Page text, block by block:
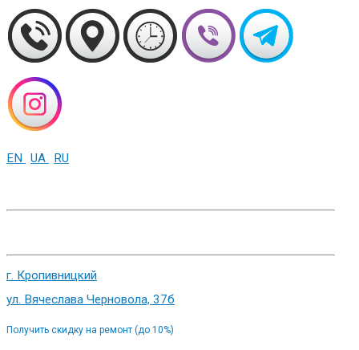
EN UA RU
г. Кропивницкий
ул. Вячеслава Черновола, 37б
Получить скидку на ремонт (до 10%)